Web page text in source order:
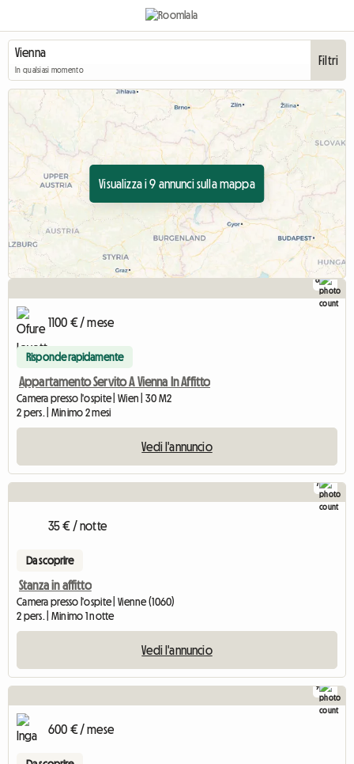
In qualsiasi momento
Filtri
Visualizza i 9 annunci sulla mappa
8
1100 € / mese
Risponde rapidamente
Appartamento Servito A Vienna In Affitto
Camera presso l'ospite | Wien | 30 M2
2 pers. | Minimo 2 mesi
Vedi l'annuncio
7
35 € / notte
Da scoprire
Stanza in affitto
Camera presso l'ospite | Vienne (1060)
2 pers. | Minimo 1 notte
Vedi l'annuncio
9
600 € / mese